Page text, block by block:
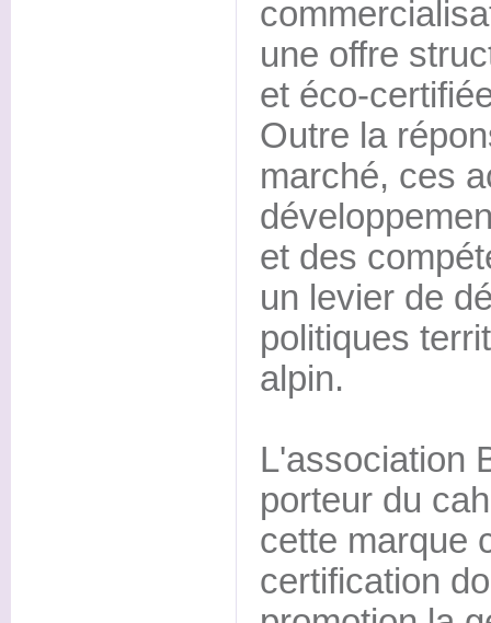
une offre
et éco-
Outre la
marché, ces
et des
un levier de
politiques
alpin.
L'association
porteur du
cette marque
certification